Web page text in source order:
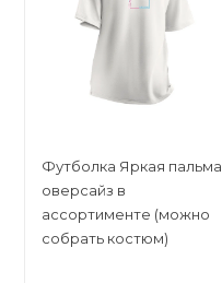
Футболка Яркая пальма
оверсайз в
ассортименте (можно
собрать костюм)